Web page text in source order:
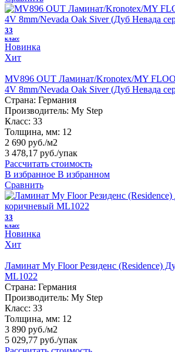
33
класс
Новинка
Хит
MV896 OUT Ламинат/Kronotex/MY
4V 8mm/Nevada Oak Siver (Дуб Невада
Страна: Германия
Производитель: My Step
Класс: 33
Толщина, мм: 12
2 690 руб./м2
3 478,17 руб./упак
Рассчитать стоимость
В избранное В избранном
Сравнить
33
класс
Новинка
Хит
Ламинат My Floor Резиденс (Residence)
ML1022
Страна: Германия
Производитель: My Step
Класс: 33
Толщина, мм: 12
3 890 руб./м2
5 029,77 руб./упак